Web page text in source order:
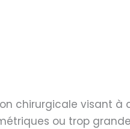
chirurgicale visant
ou trop